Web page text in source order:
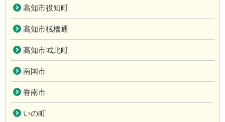
高知市役知町
高知市桟橋通
高知市城北町
南国市
香南市
いの町